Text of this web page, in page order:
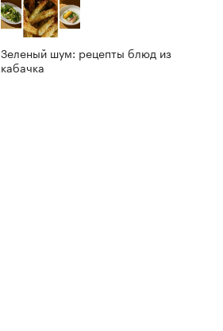
Зеленый шум: рецепты блюд из
кабачка